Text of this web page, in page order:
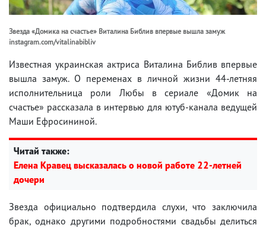
Звезда «Домика на счастье» Виталина Библив впервые вышла замуж
instagram.com/vitalinabibliv
Известная украинская актриса Виталина Библив впервые
вышла замуж. О переменах в личной жизни 44-летняя
исполнительница роли Любы в сериале «Домик на
счастье» рассказала в интервью для ютуб-канала ведущей
Маши Ефросининой.
Читай также:
Елена Кравец высказалась о новой работе 22-летней
дочери
Звезда официально подтвердила слухи, что заключила
брак, однако другими подробностями свадьбы делиться